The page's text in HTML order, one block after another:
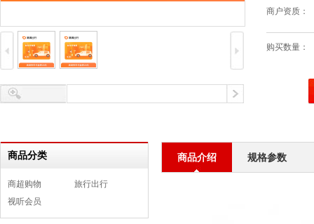
商户资质：
购买数量：
商品分类
商超购物
旅行出行
视听会员
商品介绍 规格参数